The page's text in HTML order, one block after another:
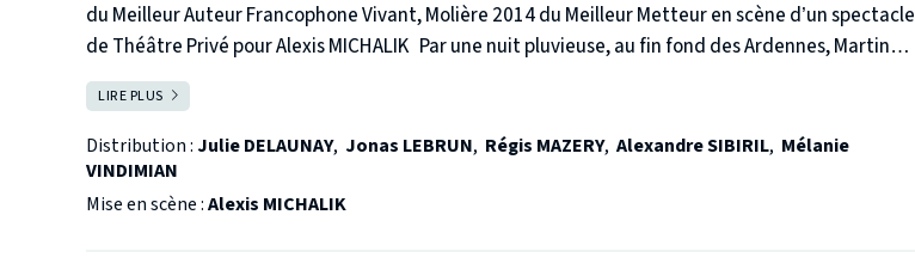
du Meilleur Auteur Francophone Vivant, Molière 2014 du Meilleur Metteur en scène d’un spectacle
de Théâtre Privé pour Alexis MICHALIK Par une nuit pluvieuse, au fin fond des Ardennes, Martin
Martin doit enterrer son père. Il est alors loin d’imaginer que la découverte d’un carnet manuscrit
va l’entraîner dans une quête à travers l’Histoire et les continents.
Quinze ans plus tard, au cœur du désert algérien, une mère et sa fille disparaissent
mystérieusement…
Je l’ai ouvert au milieu.
LIRE PLUS
Distribution :Julie DELAUNAY, Jonas LEBRUN, Régis MAZERY, Alexandre SIBIRIL, Mélanie
VINDIMIAN
Mise en scène :Alexis MICHALIK